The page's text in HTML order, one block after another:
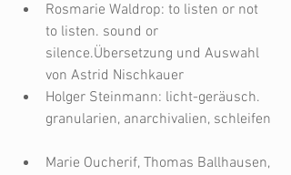
Rosmarie Waldrop: to listen or not
to listen. sound or
silence.Übersetzung und Auswahl
von Astrid Nischkauer
Holger Steinmann: licht-geräusch.
granularien, anarchivalien, schleifen
Marie Oucherif, Thomas Ballhausen,